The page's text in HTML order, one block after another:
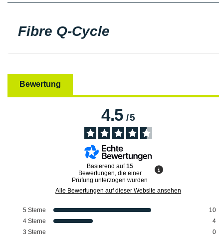
Fibre Q-Cycle
Bewertung
4.5/5
Basierend auf15
Bewertungen, die einer
Prüfung unterzogen wurden
Alle Bewertungen auf dieser Website ansehen
5 Sterne
10
4 Sterne
4
3 Sterne
0